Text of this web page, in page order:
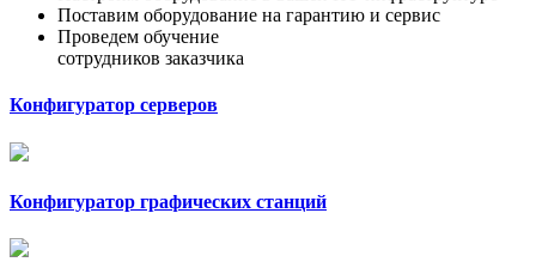
Поставим оборудование на гарантию и сервис
Проведем обучение
сотрудников заказчика
Конфигуратор серверов
Конфигуратор графических станций